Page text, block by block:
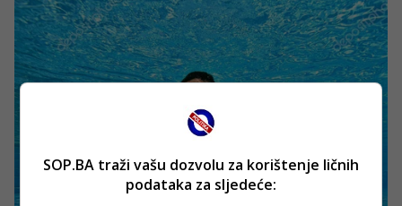
SOP.BA traži vašu dozvolu za korištenje ličnih
podataka za sljedeće: